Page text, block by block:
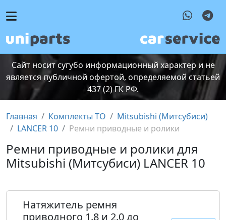
Сайт носит сугубо информационный характер и не
является публичной офертой, определяемой статьей
437 (2) ГК РФ.
Главная Комплекты ТО
Mitsubishi (Митсубиcи)
LANCER 10
Ремни приводные и ролики
Ремни приводные и ролики для
Mitsubishi (Митсубиcи) LANCER 10
Натяжитель ремня
приводного 1.8 и 2.0 до